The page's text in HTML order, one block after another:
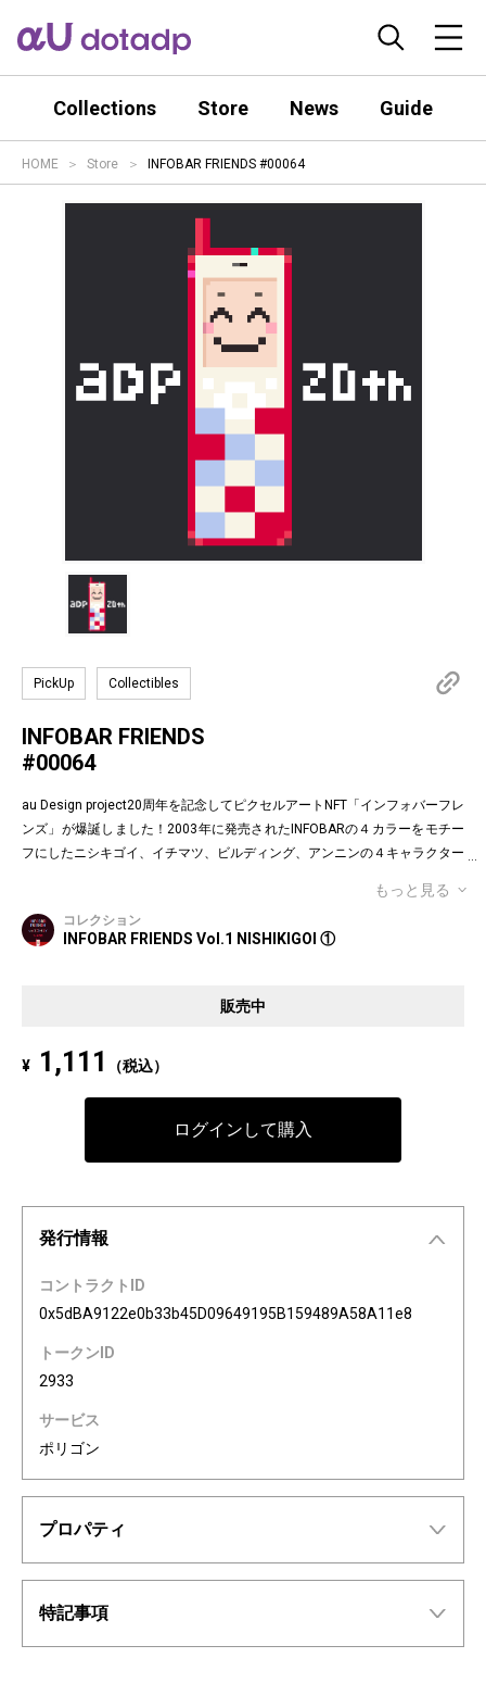
Collections Store News Guide
HOME Store INFOBAR FRIENDS #00064
PickUp Collectibles
INFOBAR FRIENDS
#00064
au Design project20周年を記念してピクセルアートNFT「インフォバーフレ
ンズ」が爆誕しました！2003年に発売されたINFOBARの４カラーをモチー
フにしたニシキゴイ、イチマツ、ビルディング、アンニンの４キャラクター
れていた懐かしの絵文字！第１弾は全て絵柄の異なるaDp20thロゴ入り特別
版です。「キャラクター×表情×背景色」の組み合わせパターンは3,200種類
♪あなたのお気に入りはどれですか？
Pixel art NFT "INFOBAR Friends" was created to commemorate the 20th a
3. The expressions on the INFOBAR FRIENDS' faces are nostalgic pictogra
mbination patterns of "character x expression x background color."
もっと見る
コレクション
INFOBAR FRIENDS Vol.1 NISHIKIGOI ①
販売中
¥ 1,111 （税込）
ログインして購入
発行情報
コントラクトID
0x5dBA9122e0b33b45D09649195B159489A58A11e8
トークンID
2933
サービス
ポリゴン
プロパティ
特記事項